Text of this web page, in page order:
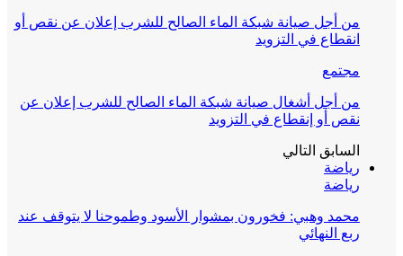
من أجل صيانة شبكة الماء الصالح للشرب إعلان عن نقص أو
انقطاع في التزويد
مجتمع
من أجل أشغال صيانة شبكة الماء الصالح للشرب إعلان عن
نقص أو إنقطاع في التزويد
السابق التالي
رياضة
رياضة
محمد وهبي: فخورون بمشوار الأسود وطموحنا لا يتوقف عند
ربع النهائي